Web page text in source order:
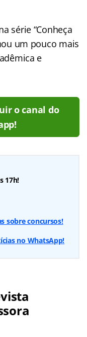
série “Conheça
um pouco mais
e
o canal do
17h!
sobre concursos!
no WhatsApp!